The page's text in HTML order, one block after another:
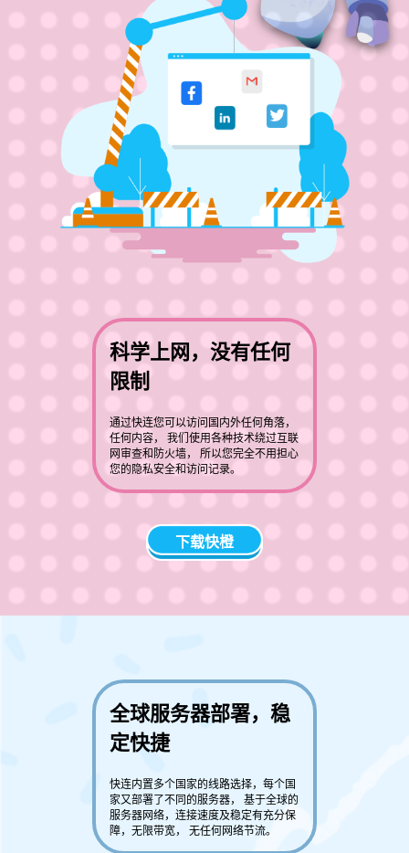
科学上网，没有任何
限制
通过快连您可以访问国内外任何角落，
任何内容， 我们使用各种技术绕过互联
网审查和防火墙， 所以您完全不用担心
您的隐私安全和访问记录。
下载快橙
全球服务器部署，稳
定快捷
快连内置多个国家的线路选择，每个国
家又部署了不同的服务器， 基于全球的
服务器网络，连接速度及稳定有充分保
障，无限带宽， 无任何网络节流。